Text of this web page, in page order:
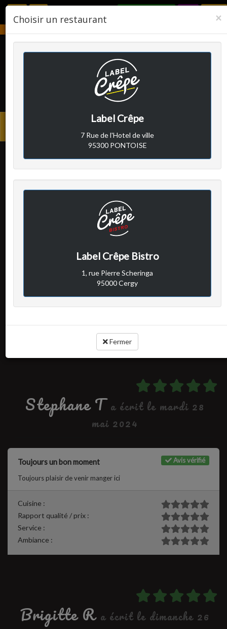
LABEL CRÊPE
Jean Marie N
mercredi 29 mai 2024
Rapport qualité / prix :
Stephane T a écrit le mardi 28
mai 2024
Avis vérifié
Toujours un bon moment
Toujours plaisir de venir manger ici
Cuisine :
Rapport qualité / prix :
Service :
Ambiance :
Brigitte R a écrit le dimanche 26
×
Choisir un restaurant
Label Crêpe
7 Rue de l'Hotel de ville
95300 PONTOISE
Label Crêpe Bistro
1, rue Pierre Scheringa
95000 Cergy
Fermer